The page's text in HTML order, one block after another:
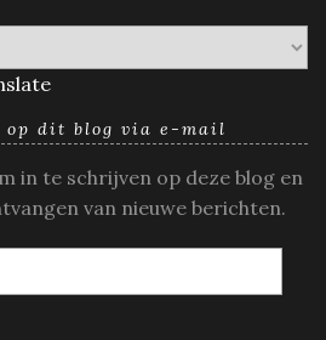
op dit blog via e-mail
in te schrijven op deze blog en
van nieuwe berichten.